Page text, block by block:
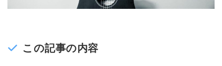
この記事の内容